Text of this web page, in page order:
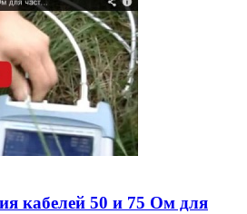
кабелей 50 и 75 Ом для